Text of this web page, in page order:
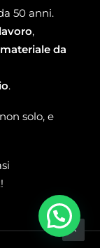
50 anni.
,
materiale da
.
solo, e
!